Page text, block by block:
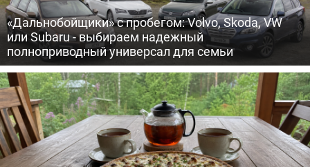
«Дальнобойщики» с пробегом: Volvo, Skoda, VW
или Subaru - выбираем надежный
полноприводный универсал для семьи